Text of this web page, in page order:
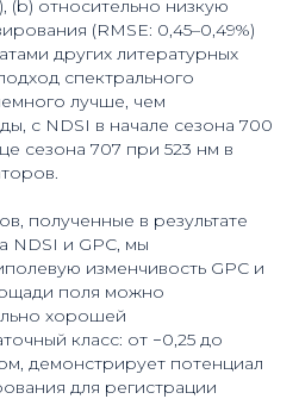
(b) относительно низкую
(RMSE: 0,45–0,49%)
других литературных
спектрального
лучше, чем
с NDSI в начале сезона 700
сезона 707 при 523 нм в
полученные в результате
NDSI и GPC, мы
изменчивость GPC и
поля можно
хорошей
класс: от −0,25 до
демонстрирует потенциал
для регистрации